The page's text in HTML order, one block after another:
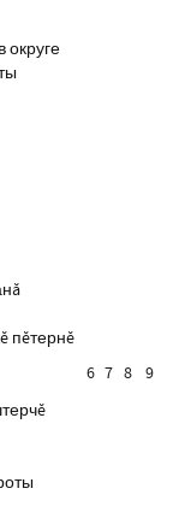
округе
пĕтернĕ
6 7 8 9